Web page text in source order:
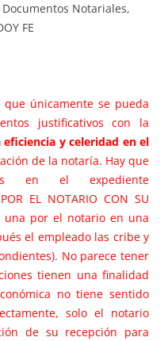
Notariales,
FE
que únicamente se pueda
justificativos con la
y celeridad en el
de la notaría. Hay que
en el expediente
EL NOTARIO CON SU
una por el notario en una
el empleado las cribe y
No parece tener
tienen una finalidad
no tiene sentido
solo el notario
de su recepción para